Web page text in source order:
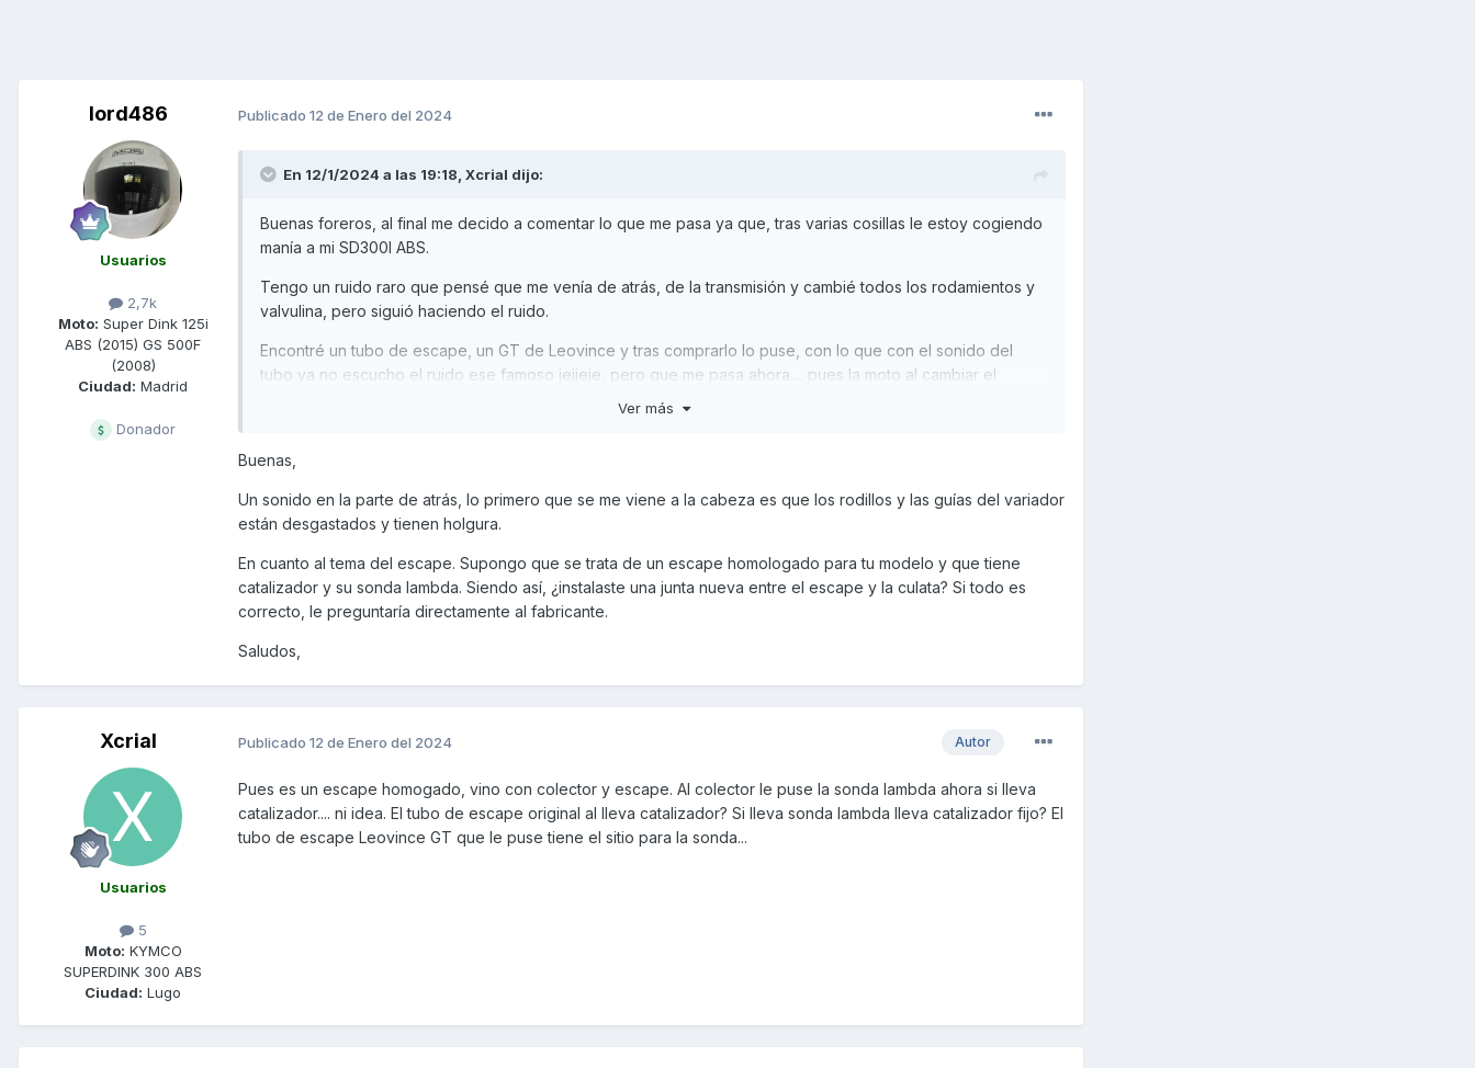
lord486
Usuarios
2,7k
Moto: Super Dink 125i
ABS (2015) GS 500F
(2008)
Ciudad: Madrid
Donador
Publicado 12 de Enero del 2024
En 12/1/2024 a las 19:18, Xcrial dijo:
Buenas foreros, al final me decido a comentar lo que me pasa ya que, tras varias cosillas le estoy cogiendo
manía a mi SD300I ABS.
Tengo un ruido raro que pensé que me venía de atrás, de la transmisión y cambié todos los rodamientos y
valvulina, pero siguió haciendo el ruido.
Encontré un tubo de escape, un GT de Leovince y tras comprarlo lo puse, con lo que con el sonido del
tubo ya no escucho el ruido ese famoso jejjeje, pero que me pasa ahora.... pues la moto al cambiar el
escape no va fina, ratea y en si hago que aceleró y suelto (en la puntita) la moto algún petardazo.
nada parecido.
Os deseo feliz año y gracias anticipadas.
Ver más
Buenas,
Un sonido en la parte de atrás, lo primero que se me viene a la cabeza es que los rodillos y las guías del variador
están desgastados y tienen holgura.
En cuanto al tema del escape. Supongo que se trata de un escape homologado para tu modelo y que tiene
catalizador y su sonda lambda. Siendo así, ¿instalaste una junta nueva entre el escape y la culata? Si todo es
correcto, le preguntaría directamente al fabricante.
Saludos,
Xcrial
Usuarios
5
Moto: KYMCO
SUPERDINK 300 ABS
Ciudad: Lugo
Autor
Publicado 12 de Enero del 2024
Pues es un escape homogado, vino con colector y escape. Al colector le puse la sonda lambda ahora si lleva
catalizador.... ni idea. El tubo de escape original al lleva catalizador? Si lleva sonda lambda lleva catalizador fijo? El
tubo de escape Leovince GT que le puse tiene el sitio para la sonda...